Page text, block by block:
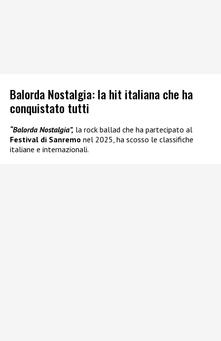
Balorda Nostalgia: la hit italiana che ha
conquistato tutti
“Balorda Nostalgia”, la rock ballad che ha partecipato al
Festival di Sanremo nel 2025, ha scosso le classifiche
italiane e internazionali.